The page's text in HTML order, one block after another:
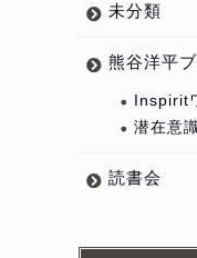
未分類
熊谷洋平
Inspirit
潜在意
読書会